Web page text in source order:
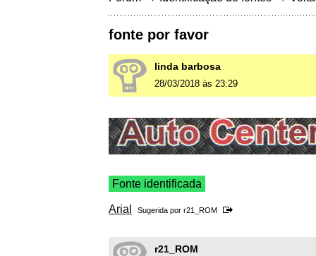
fonte por favor
linda barbosa
28/03/2018 às 23:29
Fonte identificada
Arial Sugerida por r21_ROM
r21_ROM